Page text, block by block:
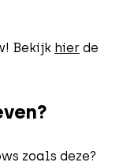
Bekijk hier de
zoals deze?